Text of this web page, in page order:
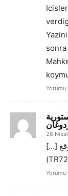
Yorumu
28
[…] وفيما يلي موجز لهذا المقال الذي نشره موقع
Yorumu